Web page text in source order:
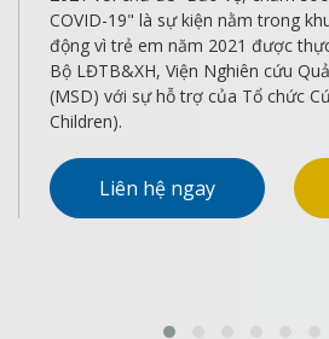
Làm cách nào tôi có thể bảo vệ
khác, đặc biệt là những đứa trẻ khỏi
gì nếu con tôi có triệu chứng
nó đến bác sĩ? Tôi có nên cho con
coronavirus 2019 (COVID-19) không?
Liên hệ ngay